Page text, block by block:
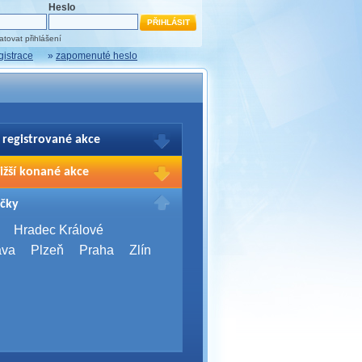
Heslo
přihlášení
» zapomenuté heslo
registrované akce
Vašich registrací na akce
přihlašte.
konané akce
2026
Brno
Server Bootcamp 2026
Hradec Králové
Plzeň Praha Zlín